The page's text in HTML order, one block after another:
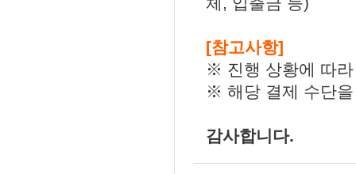
[참고사항]
※ 진행 상황에 따
※ 해당 결제 수단
감사합니다.